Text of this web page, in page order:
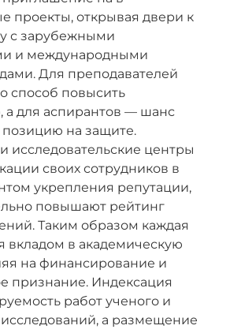
проекты, открывая двери к
с зарубежными
и международными
Для преподавателей
способ повысить
а для аспирантов — шанс
на защите.
исследовательские центры
своих сотрудников в
укрепления репутации,
повышают рейтинг
Таким образом каждая
вкладом в академическую
на финансирование и
признание. Индексация
работ ученого и
а размещение